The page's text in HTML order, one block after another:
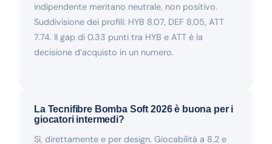
indipendente meritano neutrale, non positivo.
Suddivisione dei profili: HYB 8.07, DEF 8.05, ATT
7.74. Il gap di 0.33 punti tra HYB e ATT è la
decisione d’acquisto in un numero.
La Tecnifibre Bomba Soft 2026 è buona per i
giocatori intermedi?
Sì, direttamente e per design. Giocabilità a 8.2 e